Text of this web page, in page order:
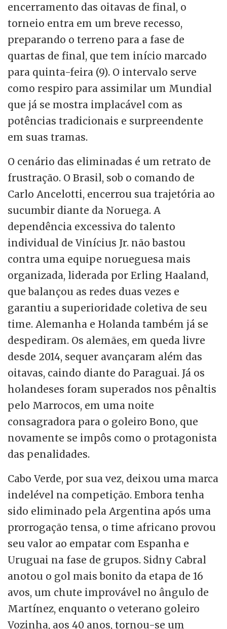
encerramento das oitavas de final, o
torneio entra em um breve recesso,
preparando o terreno para a fase de
quartas de final, que tem início marcado
para quinta-feira (9). O intervalo serve
como respiro para assimilar um Mundial
que já se mostra implacável com as
potências tradicionais e surpreendente
em suas tramas.
O cenário das eliminadas é um retrato de
frustração. O Brasil, sob o comando de
Carlo Ancelotti, encerrou sua trajetória ao
sucumbir diante da Noruega. A
dependência excessiva do talento
individual de Vinícius Jr. não bastou
contra uma equipe norueguesa mais
organizada, liderada por Erling Haaland,
que balançou as redes duas vezes e
garantiu a superioridade coletiva de seu
time. Alemanha e Holanda também já se
despediram. Os alemães, em queda livre
desde 2014, sequer avançaram além das
oitavas, caindo diante do Paraguai. Já os
holandeses foram superados nos pênaltis
pelo Marrocos, em uma noite
consagradora para o goleiro Bono, que
novamente se impôs como o protagonista
das penalidades.
Cabo Verde, por sua vez, deixou uma marca
indelével na competição. Embora tenha
sido eliminado pela Argentina após uma
prorrogação tensa, o time africano provou
seu valor ao empatar com Espanha e
Uruguai na fase de grupos. Sidny Cabral
anotou o gol mais bonito da etapa de 16
avos, um chute improvável no ângulo de
Martínez, enquanto o veterano goleiro
Vozinha, aos 40 anos, tornou-se um